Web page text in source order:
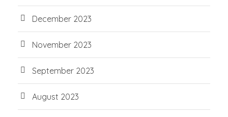
December 2023
November 2023
September 2023
August 2023